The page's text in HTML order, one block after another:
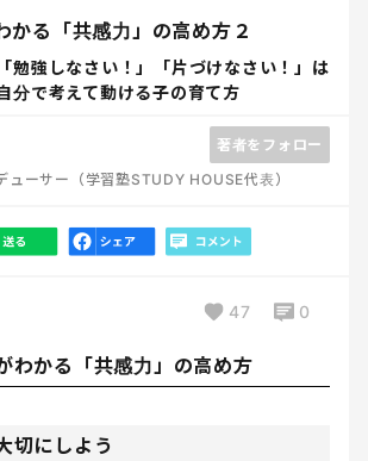
かる「共感力」の高め方２
勉強しなさい！」「片づけなさい！」は
分で考えて動ける子の育て方
著者をフォロー
ューサー（学習塾STUDY HOUSE代表）
47 0
わかる「共感力」の高め方
切にしよう